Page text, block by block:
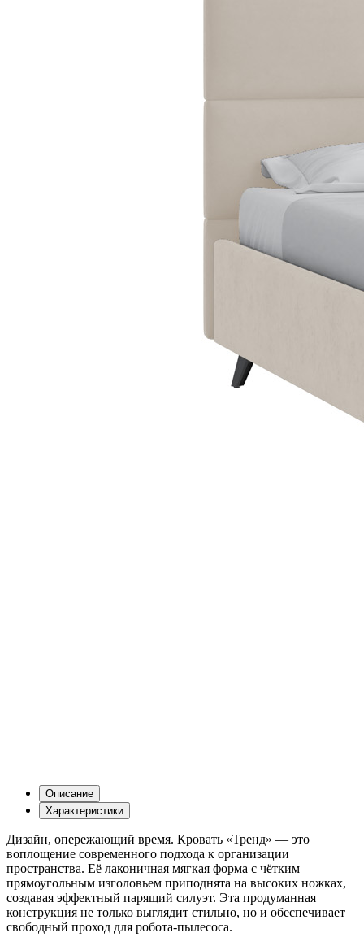
Описание
Характеристики
Дизайн, опережающий время. Кровать «Тренд» — это
воплощение современного подхода к организации
пространства. Её лаконичная мягкая форма с чётким
прямоугольным изголовьем приподнята на высоких ножках,
создавая эффектный парящий силуэт. Эта продуманная
конструкция не только выглядит стильно, но и обеспечивает
свободный проход для робота-пылесоса.